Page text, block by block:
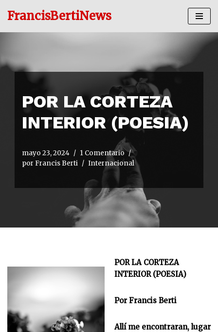
FrancisBertiNews
POR LA CORTEZA
INTERIOR (POESIA)
mayo 23, 2024
1 Comentario
por Francis Berti Internacional
POR LA CORTEZA
INTERIOR (POESIA)
Por Francis Berti
Allí me encontraran, lugar